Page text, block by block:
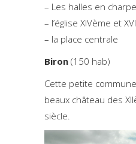
– Les halles en
– l’église XIVème et
– la place centrale
Biron (150 hab)
Cette petite
beaux château des
siècle.